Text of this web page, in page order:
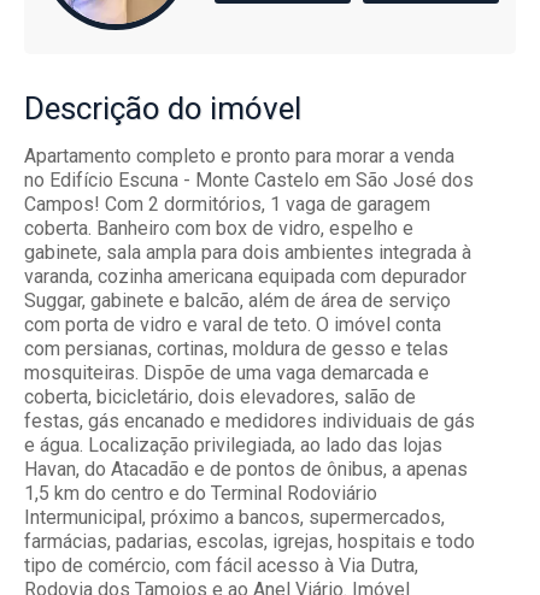
Descrição do imóvel
Apartamento completo e pronto para morar a venda
no Edifício Escuna - Monte Castelo em São José dos
Campos! Com 2 dormitórios, 1 vaga de garagem
coberta. Banheiro com box de vidro, espelho e
gabinete, sala ampla para dois ambientes integrada à
varanda, cozinha americana equipada com depurador
Suggar, gabinete e balcão, além de área de serviço
com porta de vidro e varal de teto. O imóvel conta
com persianas, cortinas, moldura de gesso e telas
mosquiteiras. Dispõe de uma vaga demarcada e
coberta, bicicletário, dois elevadores, salão de
festas, gás encanado e medidores individuais de gás
e água. Localização privilegiada, ao lado das lojas
Havan, do Atacadão e de pontos de ônibus, a apenas
1,5 km do centro e do Terminal Rodoviário
Intermunicipal, próximo a bancos, supermercados,
farmácias, padarias, escolas, igrejas, hospitais e todo
tipo de comércio, com fácil acesso à Via Dutra,
Rodovia dos Tamoios e ao Anel Viário. Imóvel